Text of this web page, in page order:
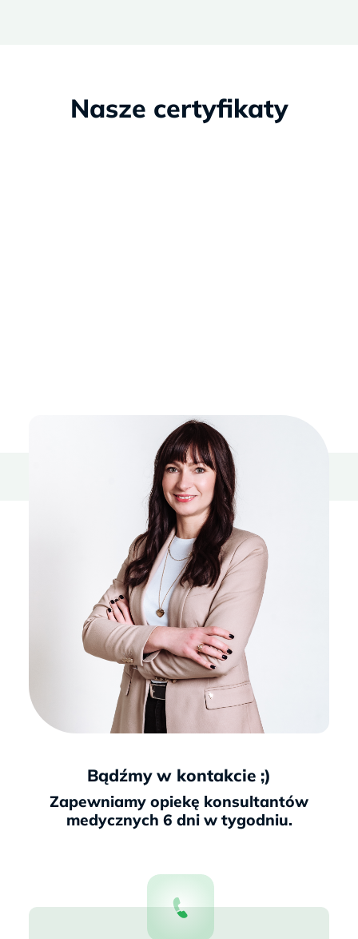
Nasze certyfikaty
Bądźmy w kontakcie ;)